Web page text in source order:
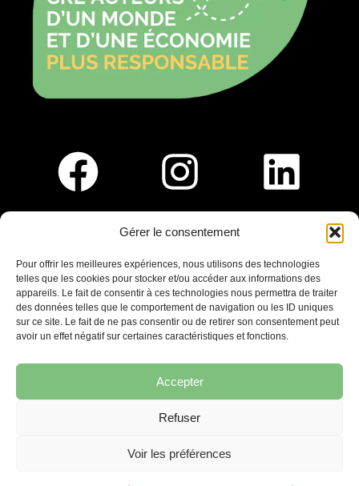
Gérer le consentement
Pour offrir les meilleures expériences, nous utilisons des technologies
telles que les cookies pour stocker et/ou accéder aux informations des
appareils. Le fait de consentir à ces technologies nous permettra de traiter
des données telles que le comportement de navigation ou les ID uniques
sur ce site. Le fait de ne pas consentir ou de retirer son consentement peut
avoir un effet négatif sur certaines caractéristiques et fonctions.
Accepter
Refuser
Voir les préférences
Saint-Germain-En-Laye
Ligne R2-Nord
Tramway T13
20mins à pied du RER A